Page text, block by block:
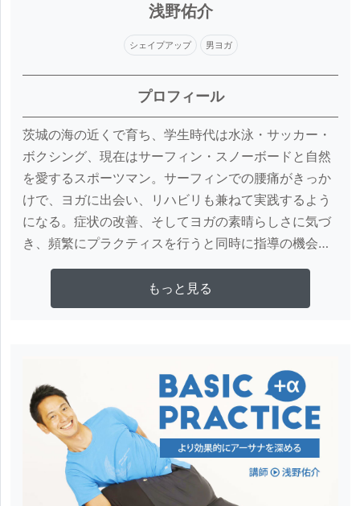
浅野佑介
シェイプアップ 男ヨガ
プロフィール
茨城の海の近くで育ち、学生時代は水泳・サッカー・
ボクシング、現在はサーフィン・スノーボードと自然
を愛するスポーツマン。サーフィンでの腰痛がきっか
けで、ヨガに出会い、リハビリも兼ねて実践するよう
になる。症状の改善、そしてヨガの素晴らしさに気づ
き、頻繁にプラクティスを行うと同時に指導の機会に
ビスの立ち上げに携わり、要介護、要支援者に対して
のヨガプログラムの開発、ヨガ指導を行う。男性なら
レッスンも得意とする。海外ではヨガ＝女性というイ
メージはなく、男女の比率は半々。より沢山の男性の
方にヨガを知ってほしいという思いから、男性のみの
ヨガクラス「男ヨガ」を定期的に開催している。 ・シ
ャンティプルナ指導者養成コース修了
・IYCキレイになるヨガ指導者養成コース修了
さらに詳しく見る
もっと見る